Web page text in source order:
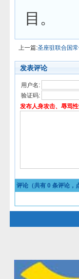
目。
上一篇:圣座驻联合国
发表评论
用户名:
验证码:
发布人身攻击、辱骂
评论（共有 0 条评论，